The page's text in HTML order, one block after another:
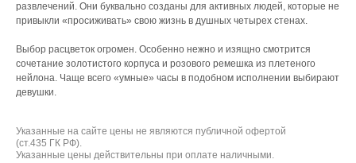
развлечений. Они буквально созданы для активных людей, которые не
привыкли «просиживать» свою жизнь в душных четырех стенах.
Выбор расцветок огромен. Особенно нежно и изящно смотрится
сочетание золотистого корпуса и розового ремешка из плетеного
нейлона. Чаще всего «умные» часы в подобном исполнении выбирают
девушки.
Указанные на сайте цены не являются публичной офертой
(ст.435 ГК РФ).
Указанные цены действительны при оплате наличными.